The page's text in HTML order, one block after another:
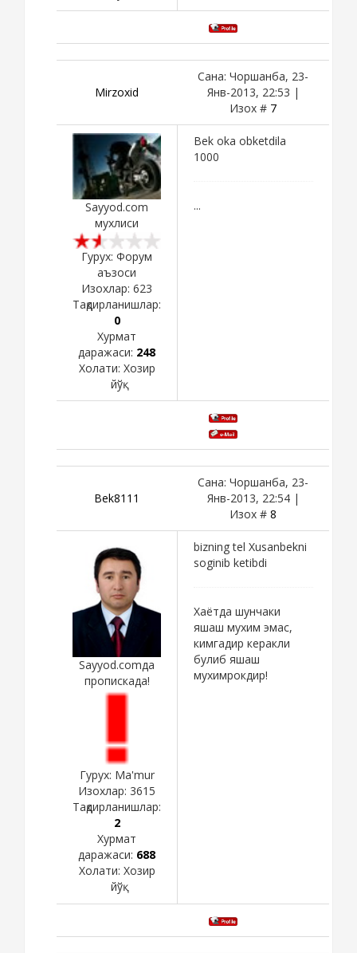
Mirzoxid
Сана: Чоршанба, 23-
Янв-2013, 22:53 |
Изох # 7
Sayyod.com
мухлиси
Гурух: Форум
аъзоси
Изохлар: 623
Тақдирланишлар:
0
Хурмат
даражаси: 248
Холати: Хозир
йўқ
Bek oka obketdila
1000
...
Bek8111
Сана: Чоршанба, 23-
Янв-2013, 22:54 |
Изох # 8
Sayyod.comда
пропискада!
Гурух: Ma'mur
Изохлар: 3615
Тақдирланишлар:
2
Хурмат
даражаси: 688
Холати: Хозир
йўқ
bizning tel Xusanbekni
soginib ketibdi
Хаётда шунчаки
яшаш мухим эмас,
кимгадир керакли
булиб яшаш
мухимрокдир!